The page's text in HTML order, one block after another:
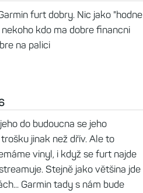
furt dobry. Nic jako "hodne
kdo ma dobre financni
na palici
do budoucna se jeho
jinak než dřív. Ale to
vinyl, i když se furt najde
Stejně jako většina jde
Garmin tady s nám bude